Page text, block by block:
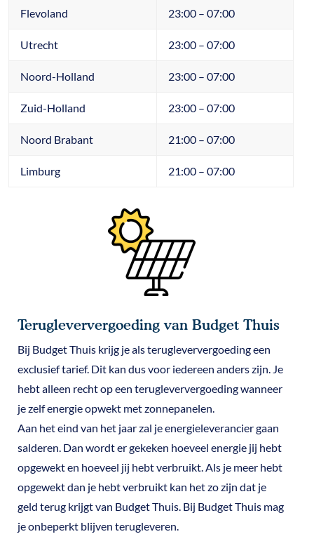
Flevoland 23:00 – 07:00
Utrecht 23:00 – 07:00
Noord-Holland 23:00 – 07:00
Zuid-Holland 23:00 – 07:00
Noord Brabant 21:00 – 07:00
Limburg 21:00 – 07:00
Terugleververgoeding van Budget Thuis
Bij Budget Thuis krijg je als terugleververgoeding een
exclusief tarief. Dit kan dus voor iedereen anders zijn. Je
hebt alleen recht op een terugleververgoeding wanneer
je zelf energie opwekt met zonnepanelen.
Aan het eind van het jaar zal je energieleverancier gaan
salderen. Dan wordt er gekeken hoeveel energie jij hebt
opgewekt en hoeveel jij hebt verbruikt. Als je meer hebt
opgewekt dan je hebt verbruikt kan het zo zijn dat je
geld terug krijgt van Budget Thuis. Bij Budget Thuis mag
je onbeperkt blijven terugleveren.